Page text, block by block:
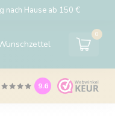
nach Hause ab 150 €
0
9.6